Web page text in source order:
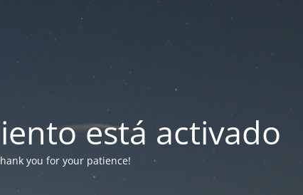
está activado
you for your patience!